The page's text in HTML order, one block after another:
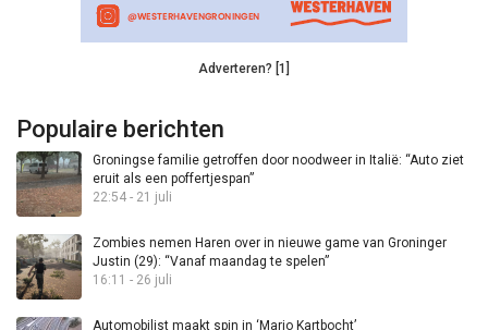
Adverteren? [1]
Populaire berichten
Groningse familie getroffen door noodweer in Italië: “Auto ziet
eruit als een poffertjespan”
22:54 - 21 juli
Zombies nemen Haren over in nieuwe game van Groninger
Justin (29): “Vanaf maandag te spelen”
16:11 - 26 juli
Automobilist maakt spin in ‘Mario Kartbocht’